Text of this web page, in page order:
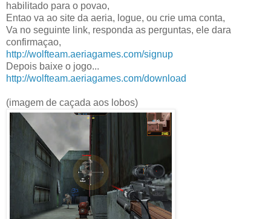
habilitado para o povao,
Entao va ao site da aeria, logue, ou crie uma conta,
Va no seguinte link, responda as perguntas, ele dara
confirmaçao,
http://wolfteam.aeriagames.com/signup
Depois baixe o jogo...
http://wolfteam.aeriagames.com/download
(imagem de caçada aos lobos)